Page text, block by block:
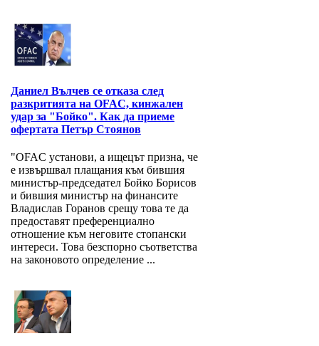
Даниел Вълчев се отказа след
разкритията на OFAC, кинжален
удар за "Бойко". Как да приеме
офертата Петър Стоянов
"OFAC установи, а ищецът призна, че
е извършвал плащания към бившия
министър-председател Бойко Борисов
и бившия министър на финансите
Владислав Горанов срещу това те да
предоставят преференциално
отношение към неговите стопански
интереси. Това безспорно съответства
на законовото определение ...